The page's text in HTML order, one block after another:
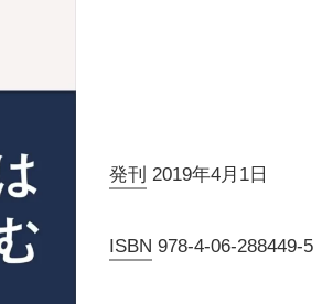
発刊 2019年4月1日
ISBN 978-4-06-288449-5